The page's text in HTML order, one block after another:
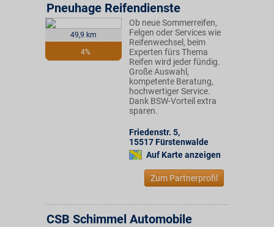
49,9 km
4%
Pneuhage Reifendienste
Ob neue Sommerreifen,
Felgen oder Services wie
Reifenwechsel, beim
Experten fürs Thema
Reifen wird jeder fündig.
Große Auswahl,
kompetente Beratung,
hochwertiger Service.
Dank BSW-Vorteil extra
sparen.
Friedenstr. 5,
15517 Fürstenwalde
Auf Karte anzeigen
Zum Partnerprofil
CSB Schimmel Automobile